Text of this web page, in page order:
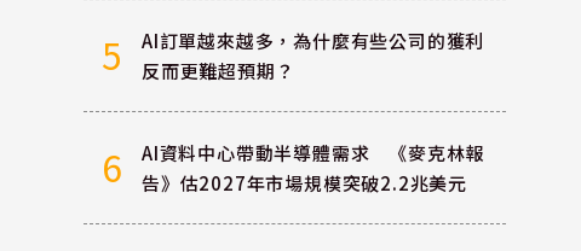
5
AI訂單越來越多，為什麼有些公司的獲利
反而更難超預期？
6
AI資料中心帶動半導體需求 《麥克林報
告》估2027年市場規模突破2.2兆美元